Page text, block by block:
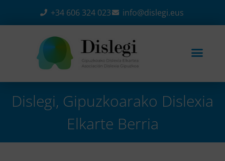
+34 606 324 023 info@dislegi.eus
Dislegi, Gipuzkoarako Dislexia
Elkarte Berria